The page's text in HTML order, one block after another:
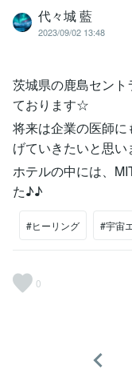
代々城 藍
2023/09/02 13:48
茨城県の鹿島セン
ております☆
将来は企業の医師
げていきたいと思い
ホテルの中には、
た♪♪
#ヒーリング #宇宙
0